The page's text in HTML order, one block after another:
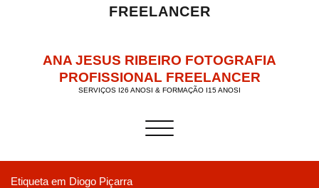
ANA JESUS RIBEIRO FOTOGRAFIA
PROFISSIONAL FREELANCER
SERVIÇOS I26 ANOSI & FORMAÇÃO I15 ANOSI
Alternar a navegação
Etiqueta em Diogo Piçarra